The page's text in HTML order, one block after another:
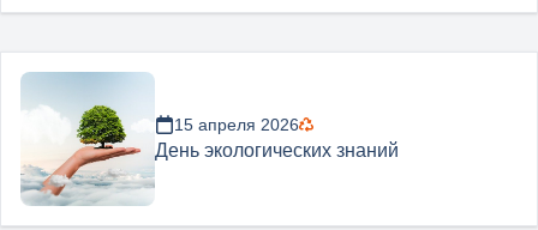
15 апреля 2026
День экологических знаний